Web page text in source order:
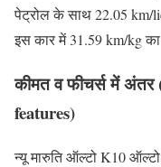
पेट्रोल के साथ 22.05 km/
इस कार में 31.59 km/kg
कीमत व फीचर्स में
features)
न्यू मारुति ऑल्टो K10